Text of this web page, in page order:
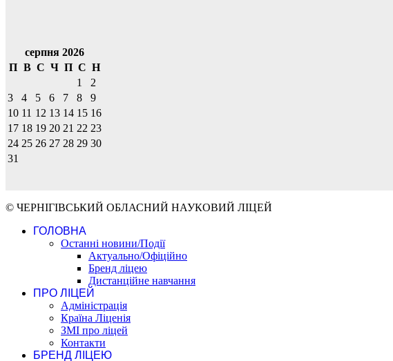
серпня 2026
П В С Ч П С Н
1
2
3
4 5 6 7 8
9
10 11 12 13 14 15 16
17 18 19 20 21 22 23
24 25 26 27 28 29 30
31
© ЧЕРНІГІВСЬКИЙ ОБЛАСНИЙ НАУКОВИЙ ЛІЦЕЙ
ГОЛОВНА
Останні новини/Події
Актуально/Офіційно
Бренд ліцею
Дистанційне навчання
ПРО ЛІЦЕЙ
Адміністрація
Країна Ліценія
ЗМІ про ліцей
Контакти
БРЕНД ЛІЦЕЮ